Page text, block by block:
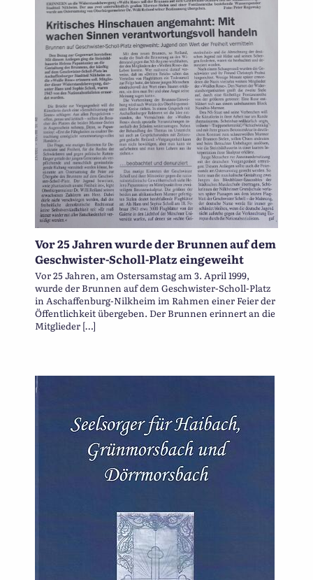
Vor 25 Jahren wurde der Brunnen auf dem
Geschwister-Scholl-Platz eingeweiht
Vor 25 Jahren, am Ostersamstag am 3. April 1999,
wurde der Brunnen auf dem Geschwister-Scholl-Platz
in Aschaffenburg-Nilkheim im Rahmen einer Feier der
Öffentlichkeit übergeben. Der Brunnen erinnert an die
Mitglieder […]